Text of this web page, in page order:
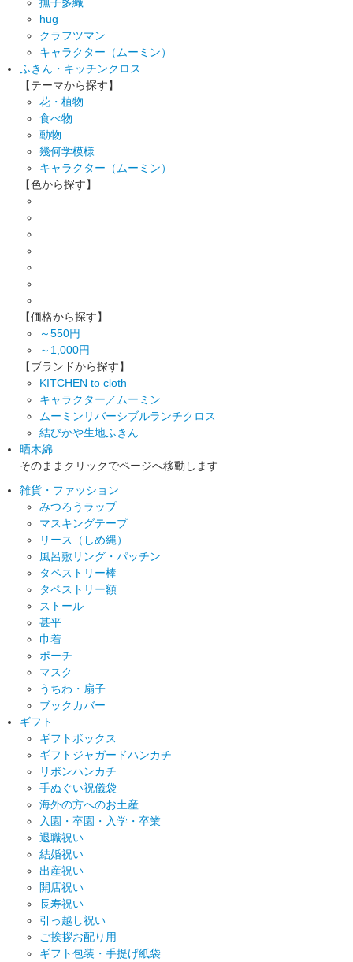
hug
クラフツマン
キャラクター（ムーミン）
ふきん・キッチンクロス
【テーマから探す】
花・植物
食べ物
動物
幾何学模様
キャラクター（ムーミン）
【色から探す】
【価格から探す】
～550円
～1,000円
【ブランドから探す】
KITCHEN to cloth
キャラクター／ムーミン
ムーミンリバーシブルランチクロス
結びかや生地ふきん
晒木綿
そのままクリックでページへ移動します
雑貨・ファッション
みつろうラップ
マスキングテープ
リース（しめ縄）
風呂敷リング・パッチン
タペストリー棒
タペストリー額
ストール
甚平
巾着
ポーチ
マスク
うちわ・扇子
ブックカバー
ギフト
ギフトボックス
ギフトジャガードハンカチ
リボンハンカチ
手ぬぐい祝儀袋
海外の方へのお土産
入園・卒園・入学・卒業
退職祝い
結婚祝い
出産祝い
開店祝い
長寿祝い
引っ越し祝い
ご挨拶お配り用
ギフト包装・手提げ紙袋